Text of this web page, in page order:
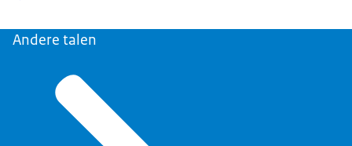
Andere talen